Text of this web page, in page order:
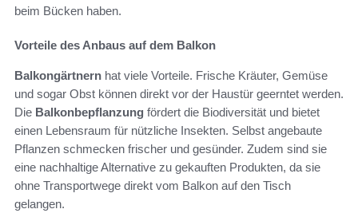
beim Bücken haben.
Vorteile des Anbaus auf dem Balkon
Balkongärtnern hat viele Vorteile. Frische Kräuter, Gemüse
und sogar Obst können direkt vor der Haustür geerntet werden.
Die Balkonbepflanzung fördert die Biodiversität und bietet
einen Lebensraum für nützliche Insekten. Selbst angebaute
Pflanzen schmecken frischer und gesünder. Zudem sind sie
eine nachhaltige Alternative zu gekauften Produkten, da sie
ohne Transportwege direkt vom Balkon auf den Tisch
gelangen.